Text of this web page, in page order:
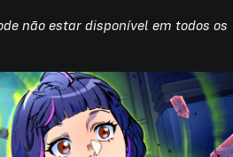
não estar disponível em todos os